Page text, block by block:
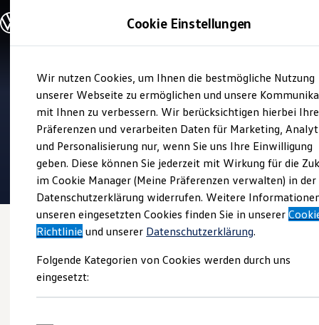
Hauptinhalt
springen
Footer
springen
Modelle und Konfigurator
Modelle vergleichen
Elektroautos
ENERGY Sondermodelle
Nutzfahrzeuge
SUV und CUV
Familienautos
Kombis
Kompaktwagen
Sportwagen
Schnell verfügbare Fahrzeuge
Angebote und Produkte
Aktuelle Angebote
E-Auto-Förderung
Volkswagen Marktplatz
Junge Gebrauchtwagen und Gebrauchtwagen
Volkswagen Zertifizierte Gebrauchtwagen
Zubehör- und Serviceangebote
Verkauf und Service
Autohaus Karsch
4.9| 822 Bewertungen
Cookie Einstellungen
Wir nutzen Cookies, um Ihnen die bestmögliche Nutzung
unserer Webseite zu ermöglichen und unsere
mit Ihnen zu verbessern. Wir berücksichtigen hierbei Ihre
Präferenzen und verarbeiten Daten für Marketing,
und Personalisierung nur, wenn Sie uns Ihre Einwilligung
geben. Diese können Sie jederzeit mit Wirkung für die
im Cookie Manager (Meine Präferenzen verwalten) in der
Datenschutzerklärung widerrufen. Weitere
unseren eingesetzten Cookies finden Sie in unserer
Richtlinie und unserer Datenschutzerklärung.
Folgende Kategorien von Cookies werden durch uns
eingesetzt: